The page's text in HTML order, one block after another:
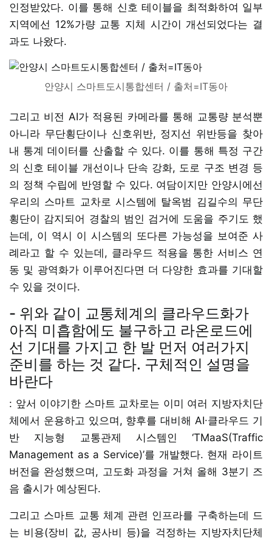
인정받았다. 이를 통해 신호 테이블을 최적화하여 일부
지역에선 12%가량 교통 지체 시간이 개선되었다는 결
과도 나왔다.
안양시 스마트도시통합센터 / 출처=IT동아
그리고 비전 AI가 적용된 카메라를 통해 교통량 분석뿐
아니라 무단횡단이나 신호위반, 정지선 위반등을 찾아
내 통계 데이터를 산출할 수 있다. 이를 통해 특정 구간
의 신호 테이블 개선이나 단속 강화, 도로 구조 변경 등
의 정책 수립에 반영할 수 있다. 여담이지만 안양시에선
우리의 스마트 교차로 시스템에 탈옥범 김길수의 무단
횡단이 감지되어 경찰의 범인 검거에 도움을 주기도 했
는데, 이 역시 이 시스템의 또다른 가능성을 보여준 사
례라고 할 수 있는데, 클라우드 적용을 통한 서비스 연
동 및 광역화가 이루어진다면 더 다양한 효과를 기대할
수 있을 것이다.
- 위와 같이 교통체계의 클라우드화가
아직 미흡함에도 불구하고 라온로드에
선 기대를 가지고 한 발 먼저 여러가지
준비를 하는 것 같다. 구체적인 설명을
바란다
: 앞서 이야기한 스마트 교차로는 이미 여러 지방자치단
체에서 운용하고 있으며, 향후를 대비해 AI∙클라우드 기
반 지능형 교통관제 시스템인 ‘TMaaS(Traffic
Management as a Service)’를 개발했다. 현재 라이트
버전을 완성했으며, 고도화 과정을 거쳐 올해 3분기 즈
음 출시가 예상된다.
그리고 스마트 교통 체계 관련 인프라를 구축하는데 드
는 비용(장비 값, 공사비 등)을 걱정하는 지방자치단체